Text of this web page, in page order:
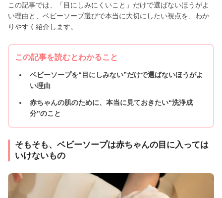
この記事では、「目にしみにくいこと」だけで選ばないほうがよ
い理由と、ベビーソープ選びで本当に大切にしたい視点を、わか
りやすく紹介します。
この記事を読むとわかること
ベビーソープを“目にしみない”だけで選ばないほうがよ
い理由
赤ちゃんの肌のために、本当に見ておきたい“洗浄成
分”のこと
そもそも、ベビーソープは赤ちゃんの目に入っては
いけないもの